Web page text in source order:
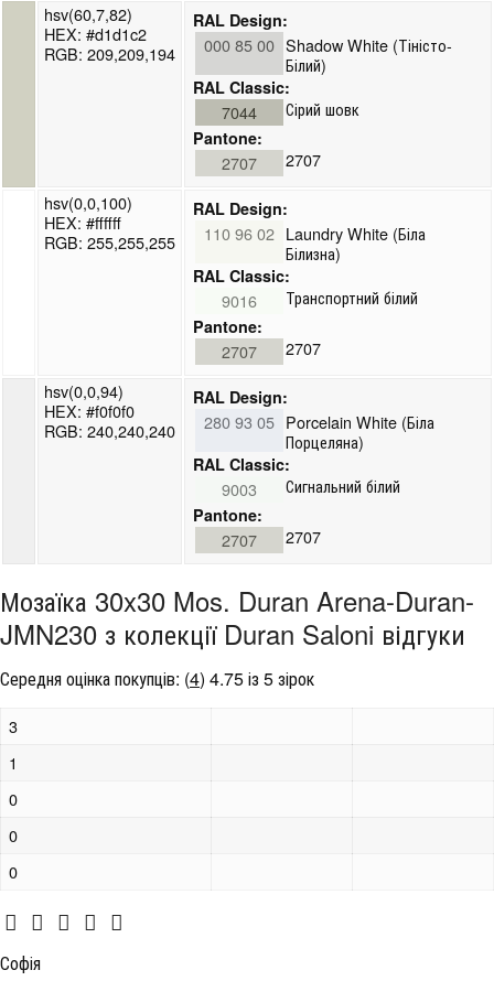
hsv(60,7,82)
HEX: #d1d1c2
RGB: 209,209,194
RAL Design:
000 85 00 Shadow White (Тіністо-
Білий)
RAL Classic:
7044 Сірий шовк
Pantone:
2707
2707
hsv(0,0,100)
HEX: #ffffff
RGB: 255,255,255
RAL Design:
110 96 02 Laundry White (Біла
Білизна)
RAL Classic:
9016 Транспортний білий
Pantone:
2707
2707
hsv(0,0,94)
HEX: #f0f0f0
RGB: 240,240,240
RAL Design:
280 93 05 Porcelain White (Біла
Порцеляна)
RAL Classic:
9003 Сигнальний білий
Pantone:
2707 2707
Мозаїка 30x30 Mos. Duran Arena-Duran-
JMN230 з колекції Duran Saloni відгуки
Середня оцінка покупців: (4) 4.75 із 5 зірок
3
1
0
0
0
Софія